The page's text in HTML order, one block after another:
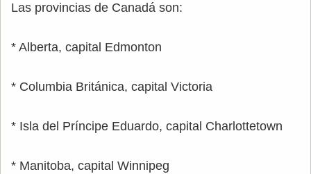
Las provincias de Canadá son:
* Alberta, capital Edmonton
* Columbia Británica, capital Victoria
* Isla del Príncipe Eduardo, capital Charlottetown
* Manitoba, capital Winnipeg